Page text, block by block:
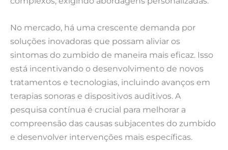
No mercado, há uma crescente demanda por
soluções inovadoras que possam aliviar os
sintomas do zumbido de maneira mais eficaz. Isso
está incentivando o desenvolvimento de novos
tratamentos e tecnologias, incluindo avanços em
terapias sonoras e dispositivos auditivos. A
pesquisa contínua é crucial para melhorar a
compreensão das causas subjacentes do zumbido
e desenvolver intervenções mais específicas.